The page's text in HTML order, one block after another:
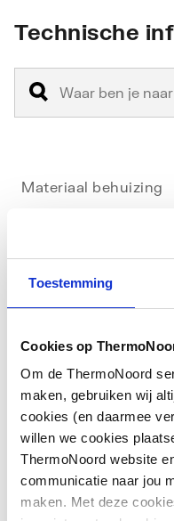
Toestemming
Cookies op
Om de ThermoNoord
maken, gebruiken wij
cookies (en daarmee
willen we cookies
ThermoNoord website
communicatie naar jou
maken. Met deze
Technische
Materiaal behuizing
Maat
Maat thermostatisch
regelelement
Vorm
Model
Downloads
Overig image/jpeg